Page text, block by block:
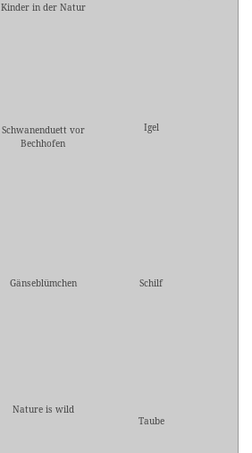
Kinder in der Natur
Schwanenduett vor
Bechhofen
Igel
Gänseblümchen
Schilf
Nature is wild
Taube